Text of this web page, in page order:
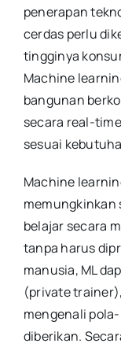
penerapan
cerdas perlu
tingginya
Machine
bangunan
secara real-
sesuai
Machine
memungkinkan
belajar secara
tanpa harus
manusia, ML
(private
mengenali
diberikan.